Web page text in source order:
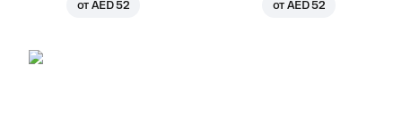
отAED 52 отAED 52